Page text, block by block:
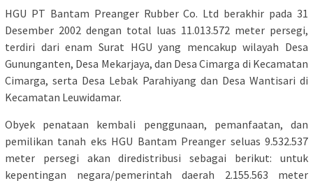
HGU PT Bantam Preanger Rubber Co. Ltd berakhir pada 31
Desember 2002 dengan total luas 11.013.572 meter persegi,
terdiri dari enam Surat HGU yang mencakup wilayah Desa
Gununganten, Desa Mekarjaya, dan Desa Cimarga di Kecamatan
Cimarga, serta Desa Lebak Parahiyang dan Desa Wantisari di
Kecamatan Leuwidamar.
Obyek penataan kembali penggunaan, pemanfaatan, dan
pemilikan tanah eks HGU Bantam Preanger seluas 9.532.537
meter persegi akan diredistribusi sebagai berikut: untuk
kepentingan negara/pemerintah daerah 2.155.563 meter